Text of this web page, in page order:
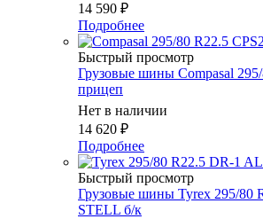
14 590 ₽
Подробнее
Быстрый просмотр
Грузовые шины Compasal
прицеп
Нет в наличии
14 620 ₽
Подробнее
Быстрый просмотр
Грузовые шины Tyrex 295/80
STELL б/к